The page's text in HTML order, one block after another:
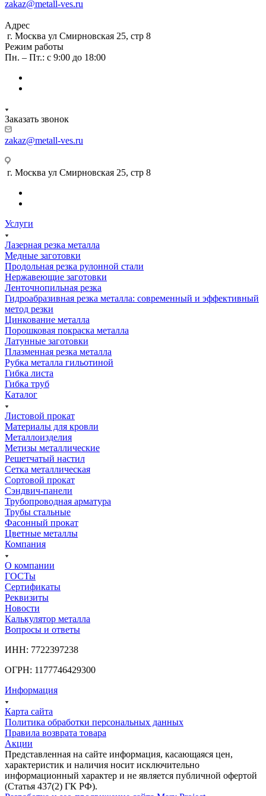
zakaz@metall-ves.ru
Адрес
г. Москва ул Смирновская 25, стр 8
Режим работы
Пн. – Пт.: с 9:00 до 18:00
Заказать звонок
zakaz@metall-ves.ru
г. Москва ул Смирновская 25, стр 8
Услуги
Лазерная резка металла
Медные заготовки
Продольная резка рулонной стали
Нержавеющие заготовки
Ленточнопильная резка
Гидроабразивная резка металла: современный и эффективный
метод резки
Цинкование металла
Порошковая покраска металла
Латунные заготовки
Плазменная резка металла
Рубка металла гильотиной
Гибка листа
Гибка труб
Каталог
Листовой прокат
Материалы для кровли
Металлоизделия
Метизы металлические
Решетчатый настил
Сетка металлическая
Сортовой прокат
Сэндвич-панели
Трубопроводная арматура
Трубы стальные
Фасонный прокат
Цветные металлы
Компания
О компании
ГОСТы
Сертификаты
Реквизиты
Новости
Калькулятор металла
Вопросы и ответы
ИНН: 7722397238
ОГРН: 1177746429300
Информация
Карта сайта
Политика обработки персональных данных
Правила возврата товара
Акции
Представленная на сайте информация, касающаяся цен,
характеристик и наличия носит исключительно
информационный характер и не является публичной офертой
(Статья 437(2) ГК РФ).